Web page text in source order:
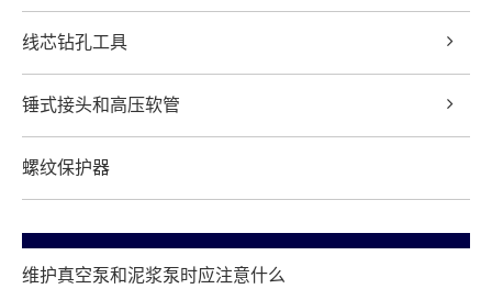
线芯钻孔工具
锤式接头和高压软管
螺纹保护器
维护真空泵和泥浆泵时应注意什么